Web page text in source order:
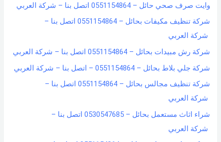
وايت صرف صحي حائل – 0551154864 اتصل بنا – شركة العربي
شركة تنظيف مكيفات بحائل – 0551154864 اتصل بنا –
شركة العربي
شركة رش مبيدات بحائل – 0551154864 اتصل بنا – شركة العربي
شركة جلي بلاط بحائل – 0551154864 – اتصل بنا – شركة العربي
شركة تنظيف مجالس بحائل – 0551154864 اتصل بنا –
شركة العربي
شراء اثاث مستعمل بحائل – 0530547685 اتصل بنا –
شركة العربي